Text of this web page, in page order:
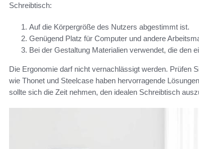
Schreibtisch:
Auf die Körpergröße des Nutzers abgestimmt ist.
Genügend Platz für Computer und andere
Bei der Gestaltung Materialien verwendet, die den
Die Ergonomie darf nicht vernachlässigt werden. Prüfen
wie Thonet und Steelcase haben hervorragende
sollte sich die Zeit nehmen, den idealen Schreibtisch